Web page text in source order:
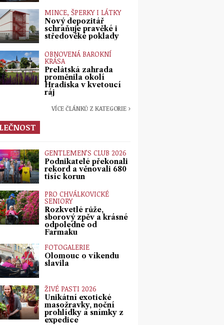
MINCE, ŠPERKY I LÁTKY
Nový depozitář
schraňuje pravěké i
středověké poklady
OBNOVENÁ BAROKNÍ
KRÁSA
Prelátská zahrada
proměnila okolí
Hradiska v kvetoucí
ráj
VÍCE ČLÁNKŮ Z KATEGORIE ›
GENTLEMEN’S CLUB 2026
Podnikatelé překonali
rekord a věnovali 680
tisíc korun
PRO CHVÁLKOVICKÉ
SENIORY
Rozkvetlé růže,
sborový zpěv a krásné
odpoledne od
Farmaku
FOTOGALERIE
Olomouc o víkendu
slavila
ŽIVÉ PASTI 2026
Unikátní exotické
masožravky, noční
prohlídky a snímky z
expedice